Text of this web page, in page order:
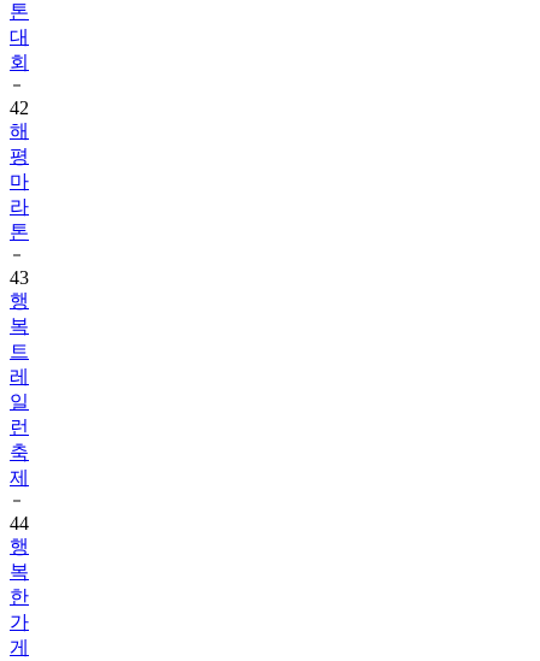
톤
대
회
42
해
평
마
라
톤
43
행
복
트
레
일
런
축
제
44
행
복
한
가
게